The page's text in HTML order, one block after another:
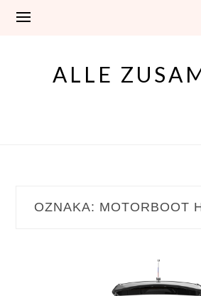
ALLE
OZNAKA: MOTORBOOT